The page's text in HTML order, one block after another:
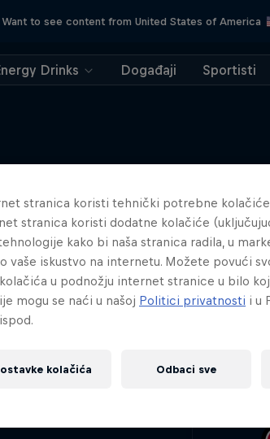
Want to see content from United States of America
Drinks Događaji Sportisti
Više sličnog
- priča o afro
plesu
DANCE
stranica koristi tehnički potrebne kolačiće.
stranica koristi dodatne kolačiće
kako bi naša stranica radila, u
vaše iskustvo na internetu. Možete povući
u podnožju internet stranice u bilo
mogu se naći u našoj Politici privatnosti i u
kolačića Odbaci sve